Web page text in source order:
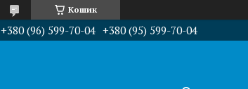
Кошик
+380 (96) 599-70-04 +380 (95) 599-70-04